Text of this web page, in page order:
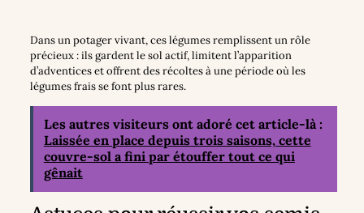
Dans un potager vivant, ces légumes remplissent un rôle
précieux : ils gardent le sol actif, limitent l’apparition
d’adventices et offrent des récoltes à une période où les
légumes frais se font plus rares.
Les autres visiteurs ont adoré cet article-là :
Laissée en place depuis trois saisons, cette
couvre-sol a fini par étouffer tout ce qui
gênait